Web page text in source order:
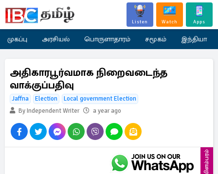
Listen Watch Apps
முகப்பு அரசியல் பொருளாதாரம் சமூகம் இந்தியா
அதிகாரபூர்வமாக நிறைவடைந்த
வாக்குப்பதிவு
Jaffna Election
Local government Election
By Independent Writer
a year ago
விளம்பரம்